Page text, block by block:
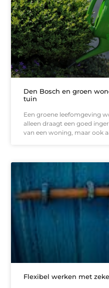
Den Bosch en groen
tuin
Een groene leefomgeving
alleen draagt een goed
van een woning, maar ook
Flexibel werken met